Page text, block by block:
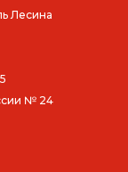
Лесина
№ 24